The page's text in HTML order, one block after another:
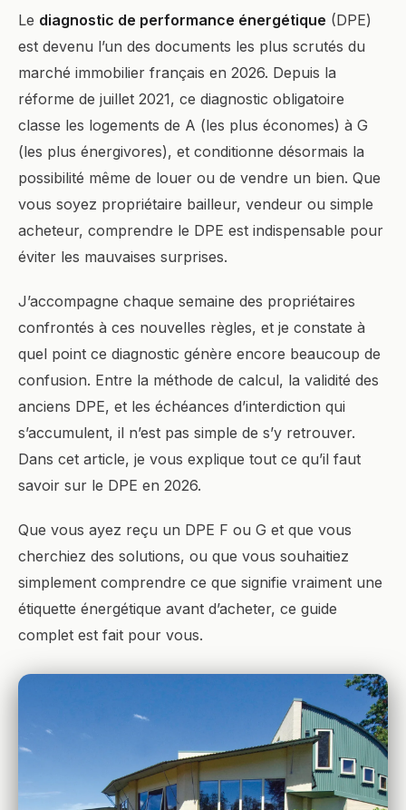
Le diagnostic de performance énergétique (DPE)
est devenu l’un des documents les plus scrutés du
marché immobilier français en 2026. Depuis la
réforme de juillet 2021, ce diagnostic obligatoire
classe les logements de A (les plus économes) à G
(les plus énergivores), et conditionne désormais la
possibilité même de louer ou de vendre un bien. Que
vous soyez propriétaire bailleur, vendeur ou simple
acheteur, comprendre le DPE est indispensable pour
éviter les mauvaises surprises.
J’accompagne chaque semaine des propriétaires
confrontés à ces nouvelles règles, et je constate à
quel point ce diagnostic génère encore beaucoup de
confusion. Entre la méthode de calcul, la validité des
anciens DPE, et les échéances d’interdiction qui
s’accumulent, il n’est pas simple de s’y retrouver.
Dans cet article, je vous explique tout ce qu’il faut
savoir sur le DPE en 2026.
Que vous ayez reçu un DPE F ou G et que vous
cherchiez des solutions, ou que vous souhaitiez
simplement comprendre ce que signifie vraiment une
étiquette énergétique avant d’acheter, ce guide
complet est fait pour vous.